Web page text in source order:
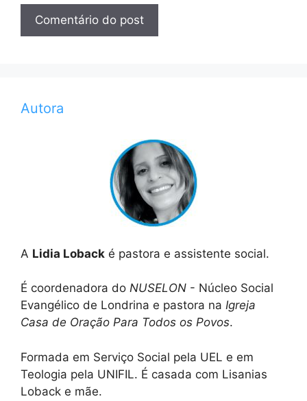
Autora
A Lidia Loback é pastora e assistente social.
É coordenadora do NUSELON - Núcleo Social
Evangélico de Londrina e pastora na Igreja
Casa de Oração Para Todos os Povos.
Formada em Serviço Social pela UEL e em
Teologia pela UNIFIL. É casada com Lisanias
Loback e mãe.